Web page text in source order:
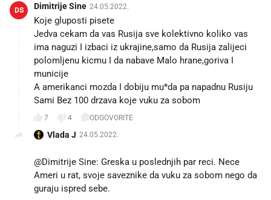
DS Dimitrije Sine 24.05.2022.
Koje gluposti pisete🤣
Jedva cekam da vas Rusija sve kolektivno koliko vas
ima naguzi I izbaci iz ukrajine,samo da Rusija zalijeci
polomljenu kicmu I da nabave Malo hrane,goriva I
municije🤣
A amerikanci mozda I dobiju mu*da pa napadnu Rusiju
Sami Bez 100 drzava koje vuku za sobom🤣
7 4 ODGOVORITE
Vlada J 24.05.2022.
@Dimitrije Sine: Greska u poslednjih par reci. Nece
Ameri u rat, svoje saveznike da vuku za sobom nego da
guraju ispred sebe.